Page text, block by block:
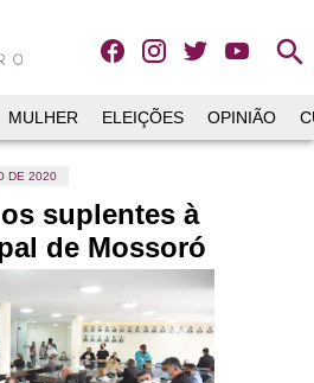
search
MULHER ELEIÇÕES OPINIÃO
DE 2020
suplentes à
de Mossoró